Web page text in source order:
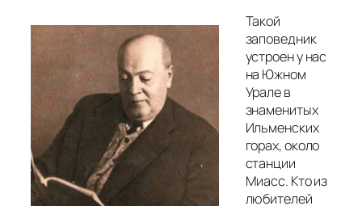
Такой
заповедник
устроен у нас
на Южном
Урале в
знаменитых
Ильменских
горах, около
станции
Миасс. Кто из
любителей